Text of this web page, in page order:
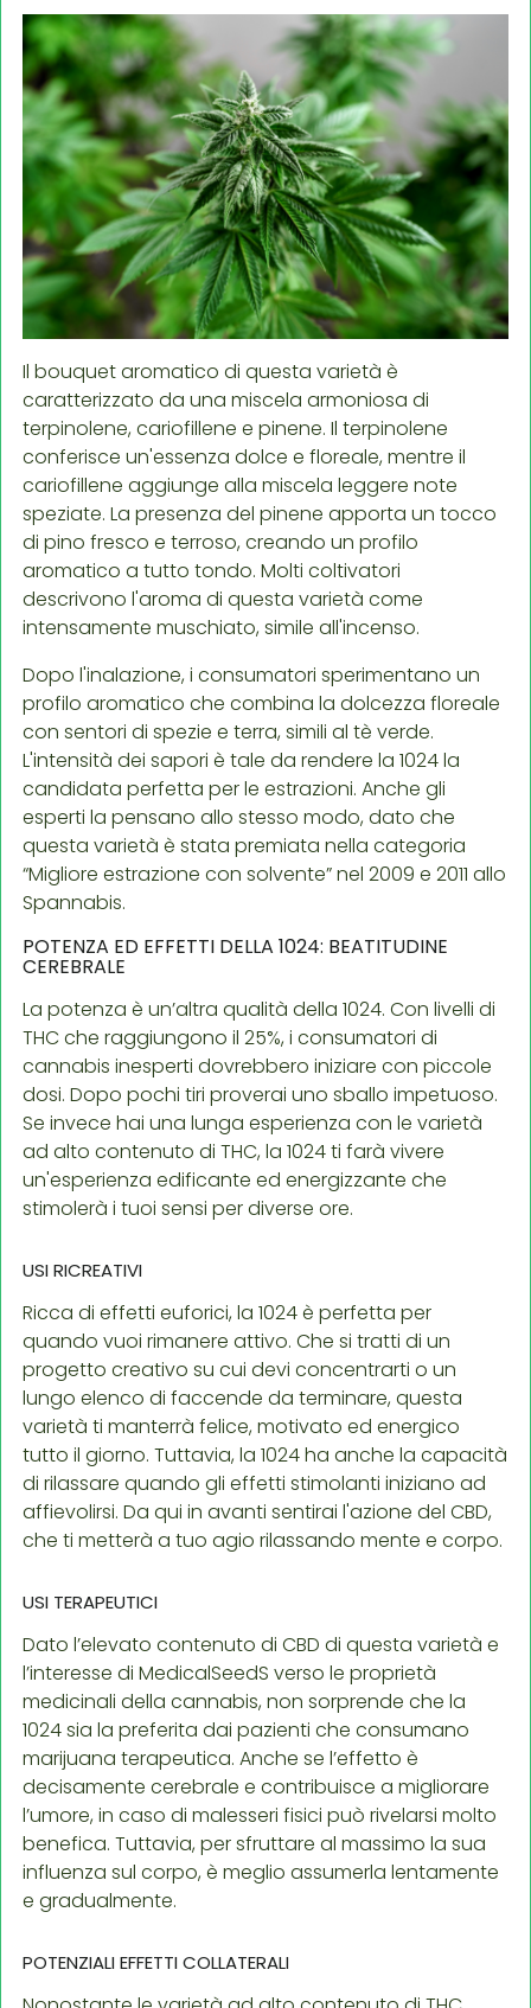
Il bouquet aromatico di questa varietà è
caratterizzato da una miscela armoniosa di
terpinolene, cariofillene e pinene. Il terpinolene
conferisce un'essenza dolce e floreale, mentre il
cariofillene aggiunge alla miscela leggere note
speziate. La presenza del pinene apporta un tocco
di pino fresco e terroso, creando un profilo
aromatico a tutto tondo. Molti coltivatori
descrivono l'aroma di questa varietà come
intensamente muschiato, simile all'incenso.
Dopo l'inalazione, i consumatori sperimentano un
profilo aromatico che combina la dolcezza floreale
con sentori di spezie e terra, simili al tè verde.
L'intensità dei sapori è tale da rendere la 1024 la
candidata perfetta per le estrazioni. Anche gli
esperti la pensano allo stesso modo, dato che
questa varietà è stata premiata nella categoria
“Migliore estrazione con solvente” nel 2009 e 2011 allo
Spannabis.
POTENZA ED EFFETTI DELLA 1024: BEATITUDINE
CEREBRALE
La potenza è un’altra qualità della 1024. Con livelli di
THC che raggiungono il 25%, i consumatori di
cannabis inesperti dovrebbero iniziare con piccole
dosi. Dopo pochi tiri proverai uno sballo impetuoso.
Se invece hai una lunga esperienza con le varietà
ad alto contenuto di THC, la 1024 ti farà vivere
un'esperienza edificante ed energizzante che
stimolerà i tuoi sensi per diverse ore.
USI RICREATIVI
Ricca di effetti euforici, la 1024 è perfetta per
quando vuoi rimanere attivo. Che si tratti di un
progetto creativo su cui devi concentrarti o un
lungo elenco di faccende da terminare, questa
varietà ti manterrà felice, motivato ed energico
tutto il giorno. Tuttavia, la 1024 ha anche la capacità
di rilassare quando gli effetti stimolanti iniziano ad
affievolirsi. Da qui in avanti sentirai l'azione del CBD,
che ti metterà a tuo agio rilassando mente e corpo.
USI TERAPEUTICI
Dato l’elevato contenuto di CBD di questa varietà e
l’interesse di MedicalSeedS verso le proprietà
medicinali della cannabis, non sorprende che la
1024 sia la preferita dai pazienti che consumano
marijuana terapeutica. Anche se l’effetto è
decisamente cerebrale e contribuisce a migliorare
l’umore, in caso di malesseri fisici può rivelarsi molto
benefica. Tuttavia, per sfruttare al massimo la sua
influenza sul corpo, è meglio assumerla lentamente
e gradualmente.
POTENZIALI EFFETTI COLLATERALI